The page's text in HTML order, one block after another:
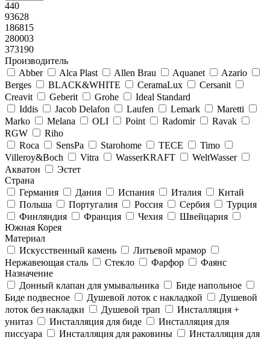
440
93628
186815
280003
373190
Производитель
Abber
Alca Plast Allen Brau Aquanet
Azario
Berges
BLACK&WHITE CeramaLux
Cersanit
Creavit
Geberit Grohe
Ideal Standard
Iddis
Jacob Delafon Laufen Lemark
Maretti
Marko
Melana OLI Point Radomir
Ravak
RGW
Riho
Roca
SensPa Starohome TECE
Timo
Villeroy&Boсh
Vitra WasserKRAFT
WeltWasser
Акватон
Эстет
Страна
Германия
Дания Испания Италия
Китай
Польша
Португалия Россия Сербия
Турция
Финляндия
Франция Чехия
Швейцария
Южная Корея
Материал
Искусственный камень
Литьевой мрамор
Нержавеющая сталь
Стекло Фарфор
Фаянс
Назначение
Донный клапан для умывальника
Биде напольное
Биде подвесное
Душевой лоток с накладкой
Душевой
лоток без накладки
Душевой трап
Инсталляция +
унитаз
Инсталляция для биде
Инсталляция для
писсуара
Инсталляция для раковины
Инсталляция для